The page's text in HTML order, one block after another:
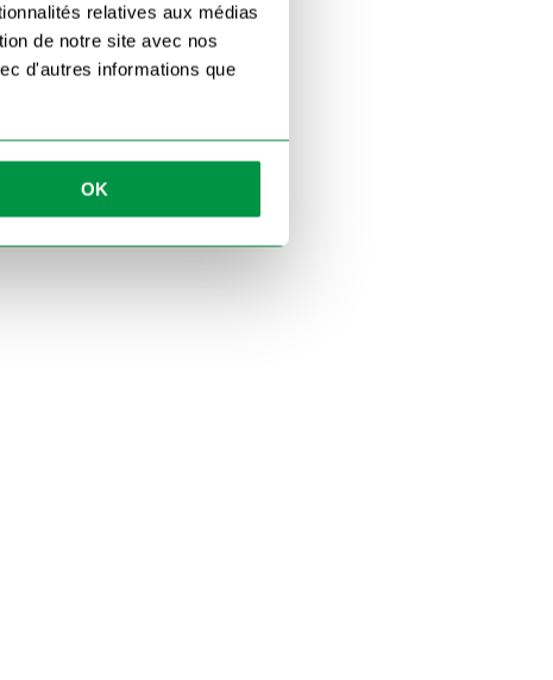
relatives aux médias
de notre site avec nos
d'autres informations que
OK